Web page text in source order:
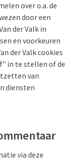
over o.a. de
door een
der Valk in
en voorkeuren
der Valk cookies
in te stellen of de
van
diensten
via deze